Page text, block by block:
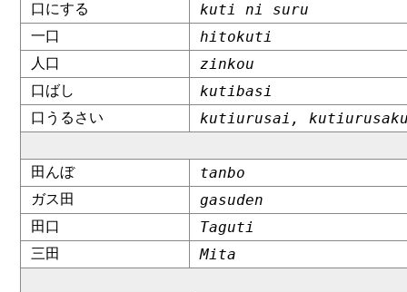
口にする kuti ni suru
一口 hitokuti
人口 zinkou
口ばし kutibasi
口うるさい kutiurusai,
田んぼ tanbo
ガス田 gasuden
田口 Taguti
三田 Mita